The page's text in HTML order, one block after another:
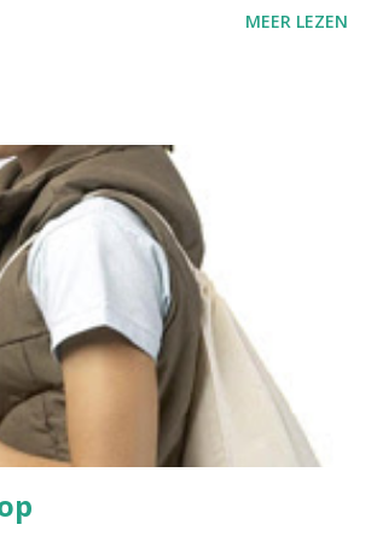
geweest zijn. Enfin, ik had de tekst
een intradermotest uit te voeren. Het
zijn dan de intradermotests die
werden uitgevoerd die contact
Er zijn nog steeds een aantal
ook al is het wetenschappelijk
niet via de voeding wordt overgedragen.
tot Hepatitis A - maar daar heb ik het
. --- Wat is tuberculose of TBC?
zeer besmettelijk...
MEER LEZEN